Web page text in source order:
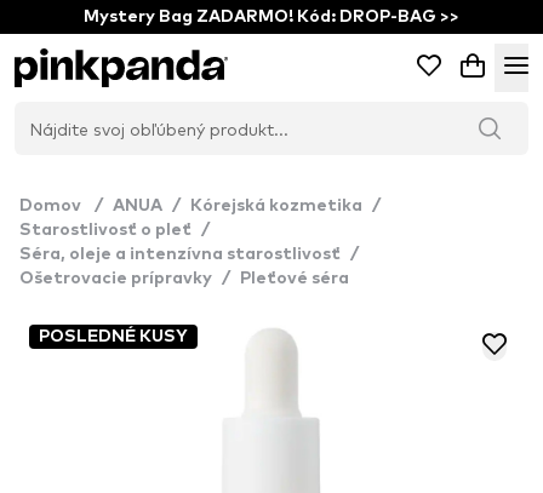
Mystery Bag ZADARMO! Kód: DROP-BAG >>
Domov / ANUA / Kórejská kozmetika
/
Starostlivosť o pleť
/
Séra, oleje a intenzívna starostlivosť
/
Ošetrovacie prípravky / Pleťové séra
POSLEDNÉ KUSY